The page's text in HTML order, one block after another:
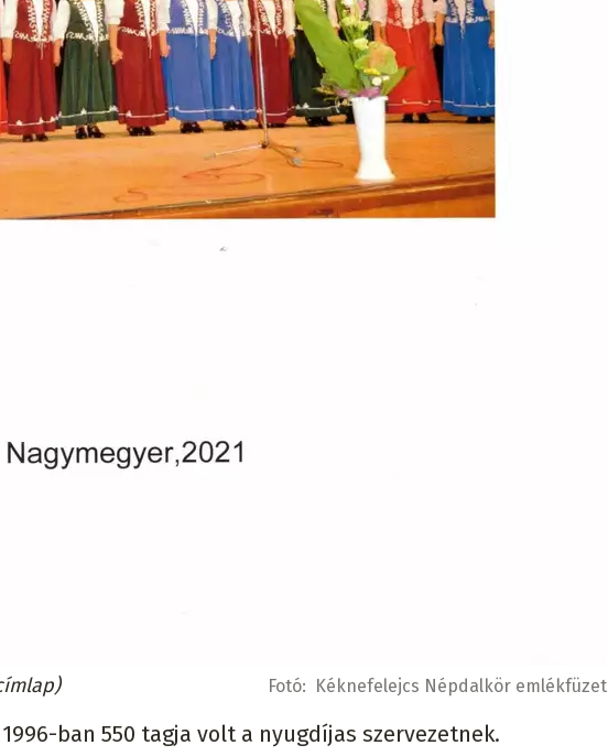
Fotó: Kéknefelejcs Népdalkör emlékfüzet
ban 550 tagja volt a nyugdíjas szervezetnek.